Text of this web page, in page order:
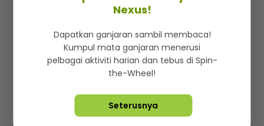
Iklan di SMG360
Terma & Syarat Dasar Privasi
Lebih hot, viral dan sensasi
Hakcipta Terpelihara ©2026. Star Media Group Berhad
Nexus!
Dapatkan ganjaran sambil membaca!
Kumpul mata ganjaran menerusi
pelbagai aktiviti harian dan tebus di Spin-
the-Wheel!
Seterusnya